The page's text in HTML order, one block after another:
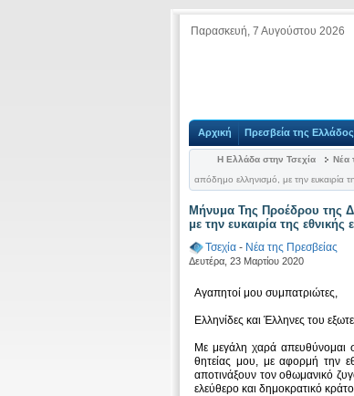
Παρασκευή, 7 Αυγούστου 2026
Αρχική Πρεσβεία της
Η Ελλάδα στην Τσεχία Νέα
απόδημο ελληνισμό, με την ευκαιρία
Μήνυμα Της Προέδρου της
με την ευκαιρία της
Τσεχία - Νέα της Πρεσβείας
Δευτέρα, 23 Μαρτίου 2020
Αγαπητοί μου συμπατριώτες,
Ελληνίδες και Έλληνες του
Με μεγάλη χαρά
θητείας μου, με αφορμή την
αποτινάξουν τον οθωμανικό
ελεύθερο και δημοκρατικό